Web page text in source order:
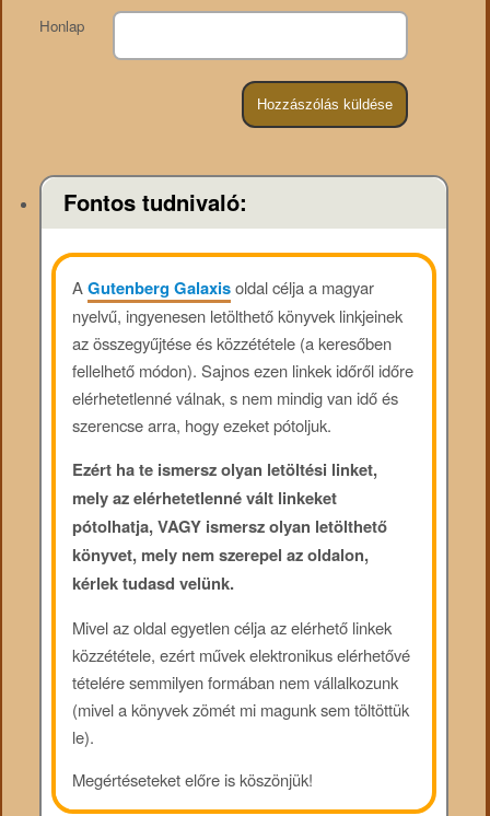
Honlap
Fontos tudnivaló:
AGutenberg Galaxisoldal célja a magyar
nyelvű, ingyenesen letölthető könyvek linkjeinek
az összegyűjtése és közzététele (a keresőben
fellelhető módon). Sajnos ezen linkek időről időre
elérhetetlenné válnak, s nem mindig van idő és
szerencse arra, hogy ezeket pótoljuk.
Ezért ha te ismersz olyan letöltési linket,
mely az elérhetetlenné vált linkeket
pótolhatja, VAGY ismersz olyan letölthető
könyvet, mely nem szerepel az oldalon,
kérlek tudasd velünk.
Mivel az oldal egyetlen célja az elérhető linkek
közzététele, ezért művek elektronikus elérhetővé
tételére semmilyen formában nem vállalkozunk
(mivel a könyvek zömét mi magunk sem töltöttük
le).
Megértéseteket előre is köszönjük!